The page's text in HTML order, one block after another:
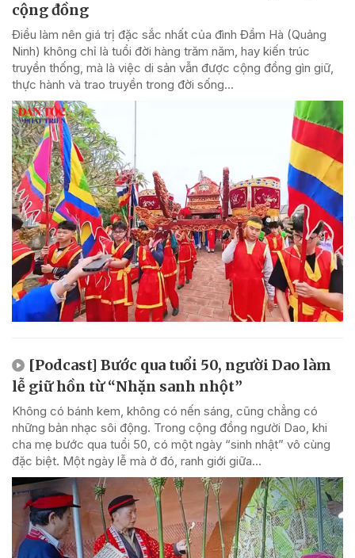
cộng đồng
Điều làm nên giá trị đặc sắc nhất của đình Đầm Hà (Quảng
Ninh) không chỉ là tuổi đời hàng trăm năm, hay kiến trúc
truyền thống, mà là việc di sản vẫn được cộng đồng gìn giữ,
thực hành và trao truyền trong đời sống...
[Podcast] Bước qua tuổi 50, người Dao làm
lễ giữ hồn từ “Nhặn sanh nhột”
Không có bánh kem, không có nến sáng, cũng chẳng có
những bản nhạc sôi động. Trong cộng đồng người Dao, khi
cha mẹ bước qua tuổi 50, có một ngày “sinh nhật” vô cùng
đặc biệt. Một ngày lễ mà ở đó, ranh giới giữa...